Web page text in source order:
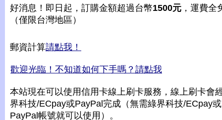
好消息！即日起，訂購金額超過台幣1500元 ，運費全
（僅限台灣地區）
郵資計算請點我！
歡迎光臨！不知道如何下手嗎？請點我
本站現在可以使用信用卡線上刷卡服務，線上刷卡會
界科技/ECpay或PayPal完成（無需綠界科技/ECpay或
PayPal帳號就可以使用）。